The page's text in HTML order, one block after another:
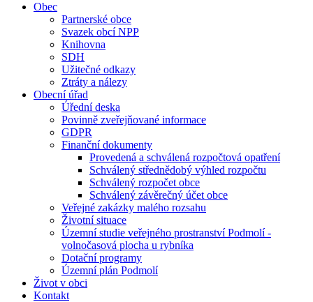
Obec
Partnerské obce
Svazek obcí NPP
Knihovna
SDH
Užitečné odkazy
Ztráty a nálezy
Obecní úřad
Úřední deska
Povinně zveřejňované informace
GDPR
Finanční dokumenty
Provedená a schválená rozpočtová opatření
Schválený střednědobý výhled rozpočtu
Schválený rozpočet obce
Schválený závěrečný účet obce
Veřejné zakázky malého rozsahu
Životní situace
Územní studie veřejného prostranství Podmolí -
volnočasová plocha u rybníka
Dotační programy
Územní plán Podmolí
Život v obci
Kontakt